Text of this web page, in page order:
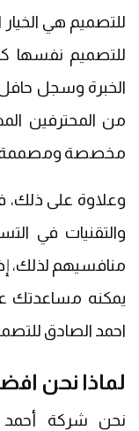
للتصميم هي
للتصميم نفسها
الخبرة وسجل
من المحترفين
مخصصة ومصممة
وعلاوة على ذلك،
والتقنيات في
منافسيهم لذلك،
يمكنه مساعدتك
احمد الصادق
لماذا نحن
نحن شركة أحمد